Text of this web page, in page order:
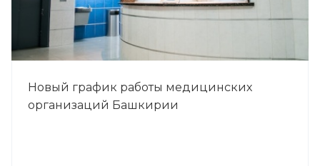
Новый график работы медицинских
организаций Башкирии